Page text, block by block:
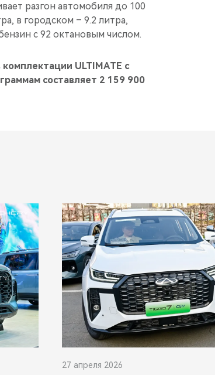
разгон автомобиля до 100
в городском – 9.2 литра,
с 92 октановым числом.
ULTIMATE с
составляет 2 159 900
27 апреля 2026